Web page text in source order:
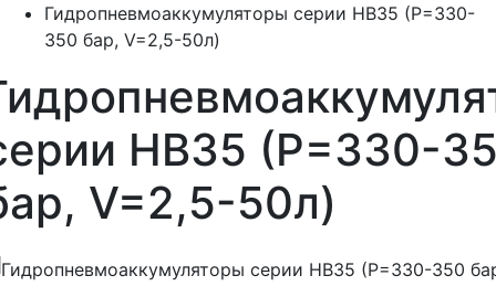
Гидропневмоаккумуляторы серии HB35 (P=330-
350 бар, V=2,5-50л)
HB35 (P=330-
V=2,5-50л)